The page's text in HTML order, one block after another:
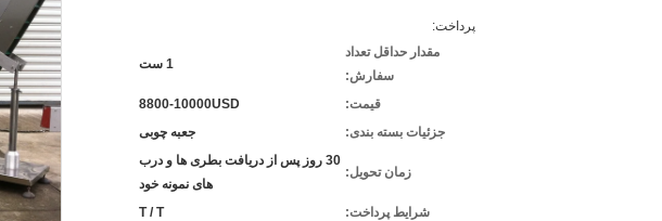
پرداخت:
مقدار حداقل تعداد
سفارش:
1 ست
قیمت:
8800-10000USD
جزئیات بسته بندی:
جعبه چوبی
زمان تحویل:
30 روز پس از دریافت بطری ها و درب
های نمونه خود
شرایط پرداخت:
T / T